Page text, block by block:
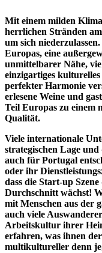
Mit einem milden
herrlichen Stränden
um sich
Europas, eine
unmittelbarer Nähe,
einzigartiges
perfekter Harmonie
erlesene Weine und
Teil Europas zu einem
Qualität.
Viele internationale
strategischen Lage
auch für Portugal
oder ihr
dass die Start-up
Durchschnitt wächst!
mit Menschen aus der
auch viele
Arbeitskultur ihrer
erfahren, was ihnen
multikultureller denn